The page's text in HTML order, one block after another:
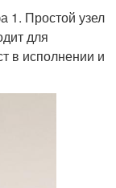
1. Простой узел
для
в исполнении и